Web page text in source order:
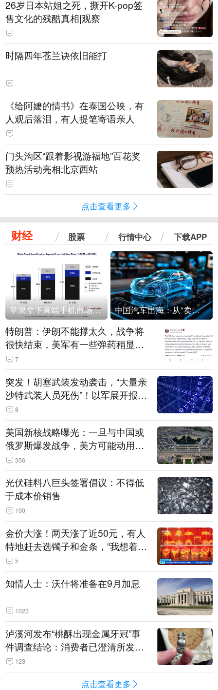
​26岁日本站姐之死，撕开K-pop签
售文化的残酷真相|观察
时隔四年苍兰诀依旧能打
《给阿嬷的情书》在泰国公映，有
人观后落泪，有人提笔寄语亲人
门头沟区“跟着影视游福地”百花奖
预热活动亮相北京西站
点击查看更多
财经 股票 行情中心 下载APP
苹果拿下高端手机市场65%的份额：iPhone 17系列功不可没 中国汽车出海：从“卖出去”到“走进去”
特朗普：伊朗不能撑太久，战争将
很快结束，美军有一些弹药稍显紧
张！伊朗公布拟议的海峡管理文本
7
突发！胡塞武装发动袭击，“大量亲
沙特武装人员死伤”！以军展开报复
性空袭
8
美国新核战略曝光：一旦与中国或
俄罗斯爆发战争，美方可能动用战
术核武器
356
光伏硅料八巨头签署倡议：不得低
于成本价销售
190
金价大涨！两天涨了近50元，有人
特地赶去选镯子和金条，“我想着买
起来可以保值，小批量进一些货”
5
知情人士：沃什将准备在9月加息
1023
泸溪河发布“桃酥出现金属牙冠”事
件调查结论：消费者已澄清所发视
频情况不属实
123
点击查看更多